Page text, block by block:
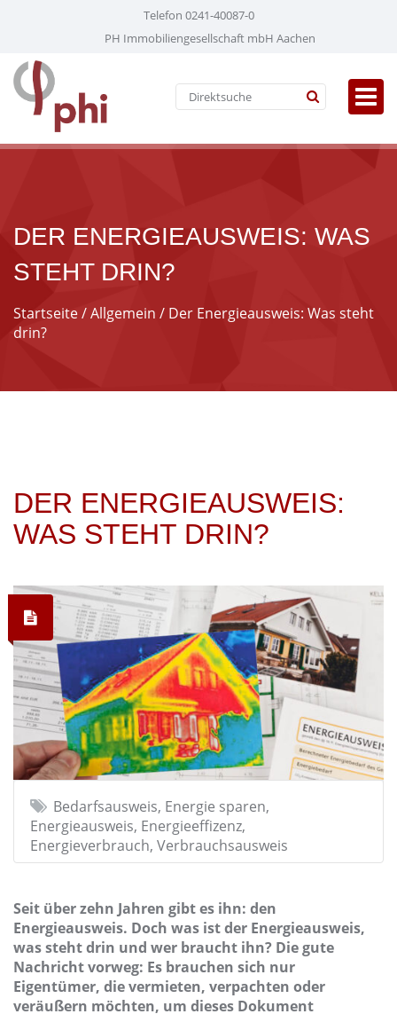
Telefon 0241-40087-0
PH Immobiliengesellschaft mbH Aachen
DER ENERGIEAUSWEIS: WAS
STEHT DRIN?
Startseite/Allgemein / Der Energieausweis: Was steht
drin?
DER ENERGIEAUSWEIS:
WAS STEHT DRIN?
Bedarfsausweis, Energie sparen,
Energieausweis, Energieeffizenz,
Energieverbrauch, Verbrauchsausweis
Seit über zehn Jahren gibt es ihn: den
Energieausweis. Doch was ist der Energieausweis,
was steht drin und wer braucht ihn? Die gute
Nachricht vorweg: Es brauchen sich nur
Eigentümer, die vermieten, verpachten oder
veräußern möchten, um dieses Dokument